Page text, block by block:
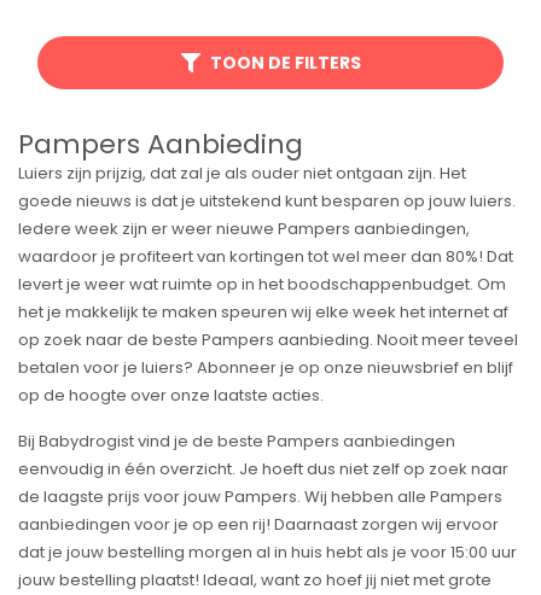
TOON DE FILTERS
Pampers Aanbieding
Luiers zijn prijzig, dat zal je als ouder niet ontgaan zijn. Het
goede nieuws is dat je uitstekend kunt besparen op jouw luiers.
Iedere week zijn er weer nieuwe Pampers aanbiedingen,
waardoor je profiteert van kortingen tot wel meer dan 80%! Dat
levert je weer wat ruimte op in het boodschappenbudget. Om
het je makkelijk te maken speuren wij elke week het internet af
op zoek naar de beste Pampers aanbieding. Nooit meer teveel
betalen voor je luiers? Abonneer je op onze nieuwsbrief en blijf
op de hoogte over onze laatste acties.
Bij Babydrogist vind je de beste Pampers aanbiedingen
eenvoudig in één overzicht. Je hoeft dus niet zelf op zoek naar
de laagste prijs voor jouw Pampers. Wij hebben alle Pampers
aanbiedingen voor je op een rij! Daarnaast zorgen wij ervoor
dat je jouw bestelling morgen al in huis hebt als je voor 15:00 uur
jouw bestelling plaatst! Ideaal, want zo hoef jij niet met grote